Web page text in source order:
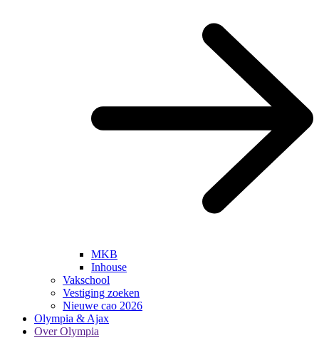
MKB
Inhouse
Vakschool
Vestiging zoeken
Nieuwe cao 2026
Olympia & Ajax
Over Olympia